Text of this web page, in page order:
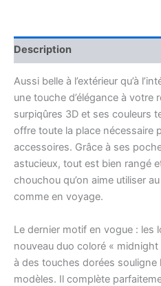
Description
Aussi belle à l’extérieur qu’à
une touche d’élégance à votre
surpiqûres 3D et ses couleurs
offre toute la place nécessaire
accessoires. Grâce à ses
astucieux, tout est bien rangé
chouchou qu’on aime utiliser
comme en voyage.
Le dernier motif en vogue : les
nouveau duo coloré «
à des touches dorées souligne
modèles. Il complète